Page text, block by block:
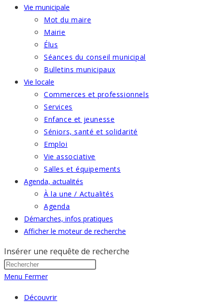
Vie municipale
Mot du maire
Mairie
Élus
Séances du conseil municipal
Bulletins municipaux
Vie locale
Commerces et professionnels
Services
Enfance et jeunesse
Séniors, santé et solidarité
Emploi
Vie associative
Salles et équipements
Agenda, actualités
À la une / Actualités
Agenda
Démarches, infos pratiques
Afficher le moteur de recherche
Insérer une requête de recherche
Menu Fermer
Découvrir